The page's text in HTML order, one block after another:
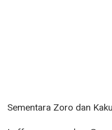
Sementara Zoro dan